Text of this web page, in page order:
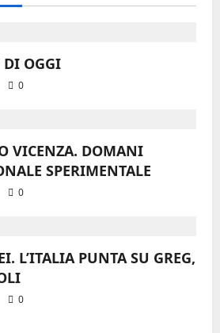
DI OGGI
0
VICENZA. DOMANI
SPERIMENTALE
0
L’ITALIA PUNTA SU GREG,
0